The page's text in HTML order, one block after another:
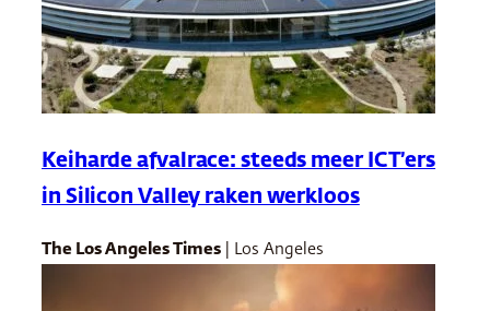
Keiharde afvalrace: steeds meer ICT’ers
in Silicon Valley raken werkloos
The Los Angeles Times | Los Angeles